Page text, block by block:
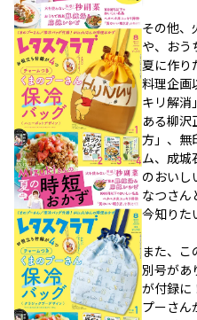
その他、
や、おう
夏に作り
料理企画
キリ解消
ある柳沢
方」、無
ム、成城
のおいし
なつさん
今知りた
また、こ
別号があ
が付録に
プーさん